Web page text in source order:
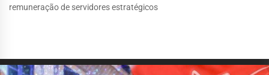
remuneração de servidores estratégicos